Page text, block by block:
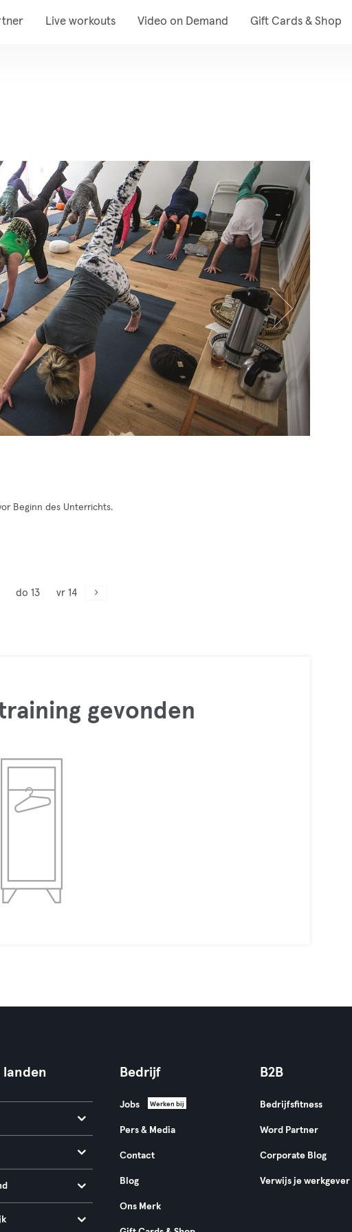
Live workouts Video on Demand Gift Cards & Shop
Beginn des Unterrichts.
do 13 vr 14
gevonden
landen Bedrijf
Jobs Werken bij
Pers & Media
Contact
Blog
Ons Merk
B2B
Bedrijfsfitness
Word Partner
Corporate Blog
Verwijs je werkgever